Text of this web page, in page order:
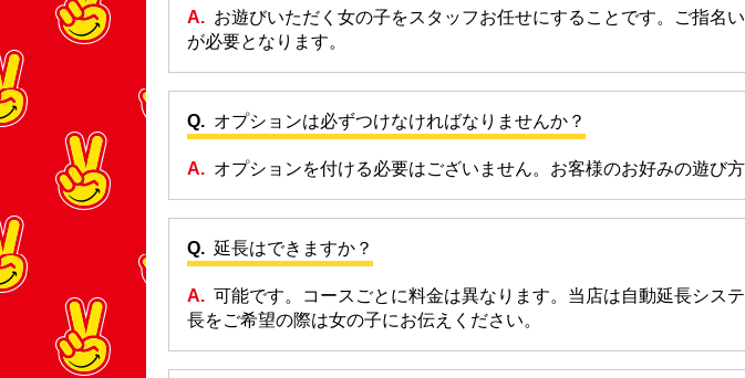
お遊びいただく女の子をスタッフお任せにすることです。ご指名
が必要となります。
オプションは必ずつけなければなりませんか？
オプションを付ける必要はございません。お客様のお好みの遊び
延長はできますか？
可能です。コースごとに料金は異なります。当店は自動延長シス
長をご希望の際は女の子にお伝えください。